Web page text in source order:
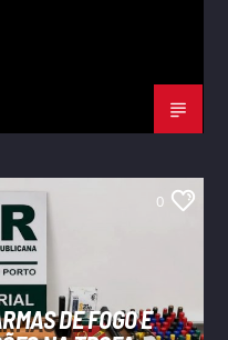
0
DE FOGO E